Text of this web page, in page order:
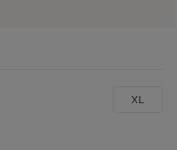
XL